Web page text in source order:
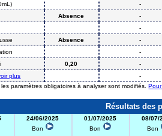
-
Absence
-
-
Absence
-
-
0,20
-
plus
-
paramètres obligatoires à analyser sont modifiés.
Résultats des
24/06/2025
Bon
01/07/2025
Bon
08/07/
Bon